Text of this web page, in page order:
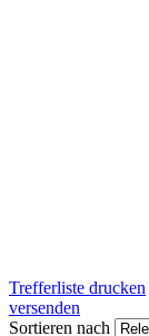
Trefferliste drucken
versenden
Sortieren nach